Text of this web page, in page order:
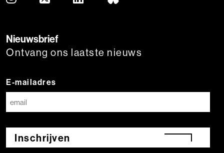
Nieuwsbrief
Ontvang ons laatste nieuws
E-mailadres
Inschrijven